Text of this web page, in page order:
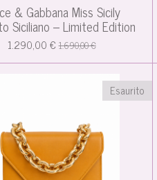
& Gabbana Miss Sicily
Siciliano – Limited Edition
1.290,00 € 1.690,00 €
Esaurito